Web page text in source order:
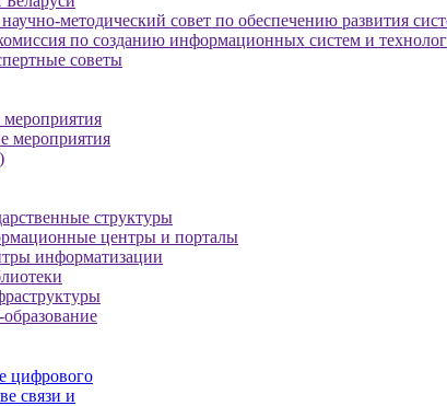
методический совет по обеспечению развития
по созданию информационных систем и
советы
мероприятия
структуры
центры и порталы
информатизации
цифрового
связи и